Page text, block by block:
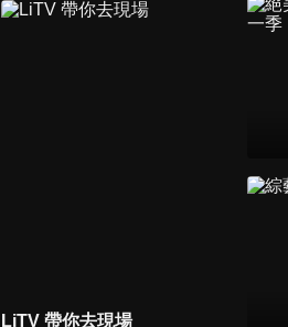
LiTV 帶你去現場